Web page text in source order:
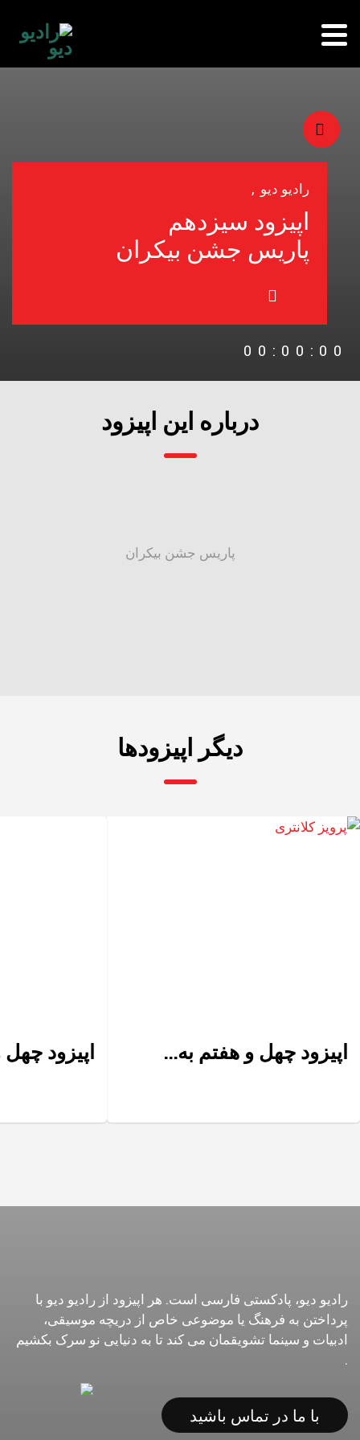
رادیو دیو ,
اپیزود سیزدهم
پاریس جشن بیکران
00:00:00
درباره این اپیزود
پاریس جشن بیکران
دیگر اپیزودها
اپیزود چهل و هفتم به... اپیزود
رادیو دیو، پادکستی فارسی است. هر اپیزود از رادیو دیو با
پرداختن به فرهنگ یا موضوعی خاص از دریچه موسیقی،
ادبیات و سینما تشویقمان می کند تا به دنیایی نو سرک بکشیم
.
با ما در تماس باشید